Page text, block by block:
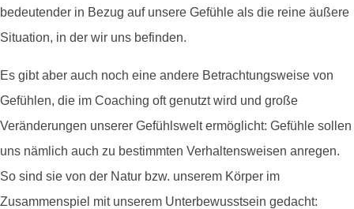
bedeutender in Bezug auf unsere Gefühle als die reine äußere
Situation, in der wir uns befinden.
Es gibt aber auch noch eine andere Betrachtungsweise von
Gefühlen, die im Coaching oft genutzt wird und große
Veränderungen unserer Gefühlswelt ermöglicht: Gefühle sollen
uns nämlich auch zu bestimmten Verhaltensweisen anregen.
So sind sie von der Natur bzw. unserem Körper im
Zusammenspiel mit unserem Unterbewusstsein gedacht: